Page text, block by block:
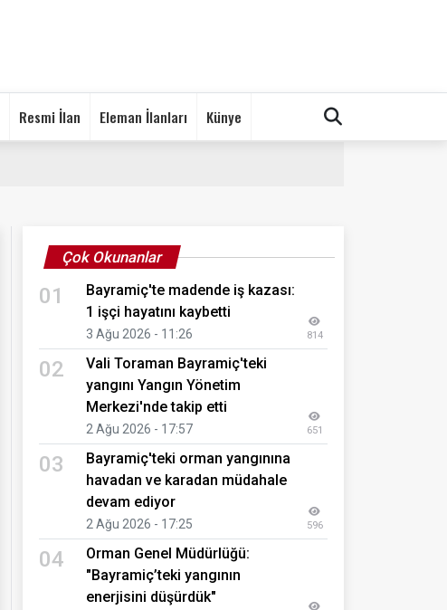
Resmi İlan Eleman İlanları Künye
Çok Okunanlar
01
Bayramiç'te madende iş kazası:
1 işçi hayatını kaybetti
3 Ağu 2026 - 11:26 814
02
Vali Toraman Bayramiç'teki
yangını Yangın Yönetim
Merkezi'nde takip etti
2 Ağu 2026 - 17:57 651
03
Bayramiç'teki orman yangınına
havadan ve karadan müdahale
devam ediyor
2 Ağu 2026 - 17:25 596
04
Orman Genel Müdürlüğü:
"Bayramiç’teki yangının
enerjisini düşürdük"